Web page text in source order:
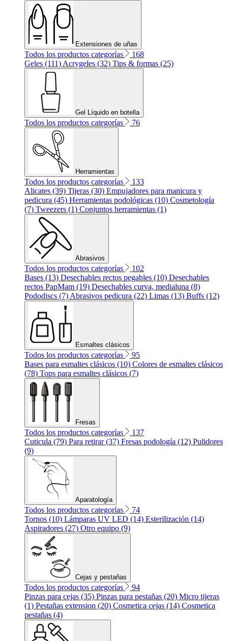
Extensiones de uñas
Todos los productos categorías
168
Geles (111) Acrygeles (32) Tips & formas (25)
Gel Líquido en botella
Todos los productos categorías 76
Herramientas
Todos los productos categorías
133
Alicates (39) Tijeras (30) Empujadores para manicura y
pedicura (45) Herramientas podológicas (10) Cosmetología
(7) Tweezers (1) Conjuntos herramientas (1)
Abrasivos
Todos los productos categorías
102
Bases (13) Desechables rectos pegables (10) Desechables
rectos PapMam (19) Desechables curva, medialuna (8)
Pododiscs (7) Abrasivos pedicura (22) Limas (13) Buffs (12)
Esmaltes clásicos
Todos los productos categorías
95
Bases para esmaltes clásicos (10) Colores de esmaltes clásicos
(78) Tops para esmaltes clásicos (7)
Fresas
Todos los productos categorías
137
Cuticula (79) Para retirar (37) Fresas podología (12) Pulidores
(9)
Aparatología
Todos los productos categorías
74
Tornos (10) Lámparas UV LED (14) Esterilización (14)
Aspiradores (27) Otro equipo (9)
Cejas y pestañas
Todos los productos categorías
94
Pinzas para cejas (35) Pinzas para pestañas (20) Micro tijeras
(1) Pestañas extension (20) Cosmetica cejas (14) Cosmetica
pestañas (4)